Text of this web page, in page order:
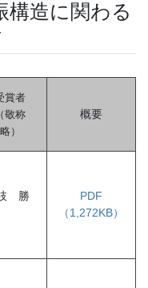
構造に関わる
賞者
（敬称
略 ）
概要
勝
PDF
（1,272KB）